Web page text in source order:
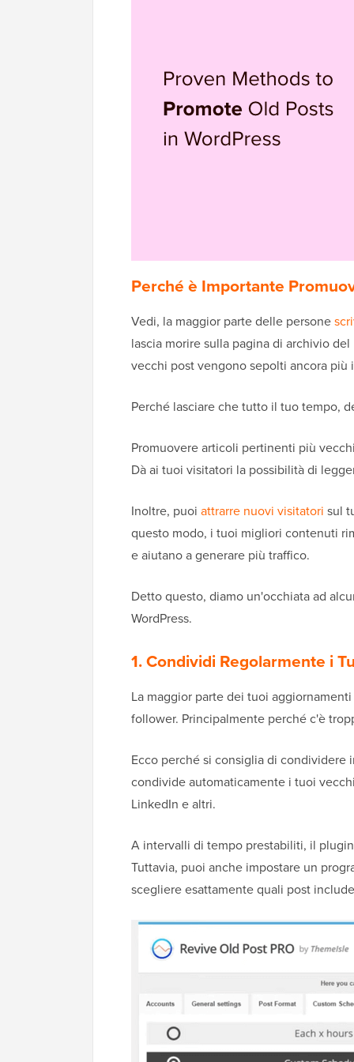
Perché è Importante
Vedi, la maggior parte delle persone
lascia morire sulla pagina di archivio
vecchi post vengono sepolti ancora
Perché lasciare che tutto il tuo tempo,
Promuovere articoli pertinenti più
Dà ai tuoi visitatori la possibilità di
Inoltre, puoi attrarre nuovi visitatori sul
questo modo, i tuoi migliori contenuti
e aiutano a generare più traffico.
Detto questo, diamo un'occhiata ad
WordPress.
1. Condividi Regolarmente i
La maggior parte dei tuoi
follower. Principalmente perché c'è
Ecco perché si consiglia di
condivide automaticamente i tuoi
LinkedIn e altri.
A intervalli di tempo prestabiliti, il
Tuttavia, puoi anche impostare un
scegliere esattamente quali post